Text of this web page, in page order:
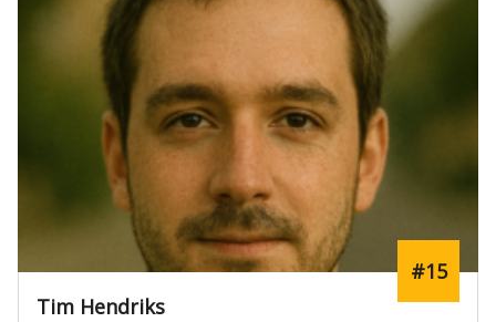
Tim Hendriks
#15